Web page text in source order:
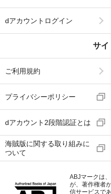
dアカウントログイン
サイ
ご利用規約
プライバシーポリシー
dアカウント2段階認証とは
海賊版に関する取り組みに
ついて
ABJマークは
が、著作権者
信サービスで